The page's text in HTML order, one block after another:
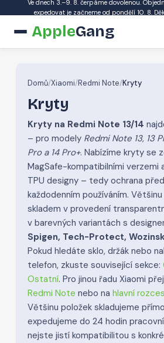
Ve dnech 3.–9. 8. čerpáme dovolenou.
expedovat je začneme od pondělí 10. 8.
AppleGang
Domů/Xiaomi/Redmi Note/Kryty
Kryty
Kryty na Redmi Note 13/14
– pro modely Redmi Note 13, 13
Pro a 14 Pro+. Nabízíme kryty se
MagSafe-kompatibilními verzemi
TPU designy – tedy ochrana
každodenním používáním.
skladem v provedení
v barevných variantách s
Spigen, Tech-Protect,
Pokud hledáte sklo, držák nebo
telefon, zkuste související sekce:
Ostatní. Pro jinou řadu Xiaomi
Redmi Note nebo na hlavní
Většinu položek skladujeme
expedujeme do 24 hodin
nejste jistí kompatibilitou s